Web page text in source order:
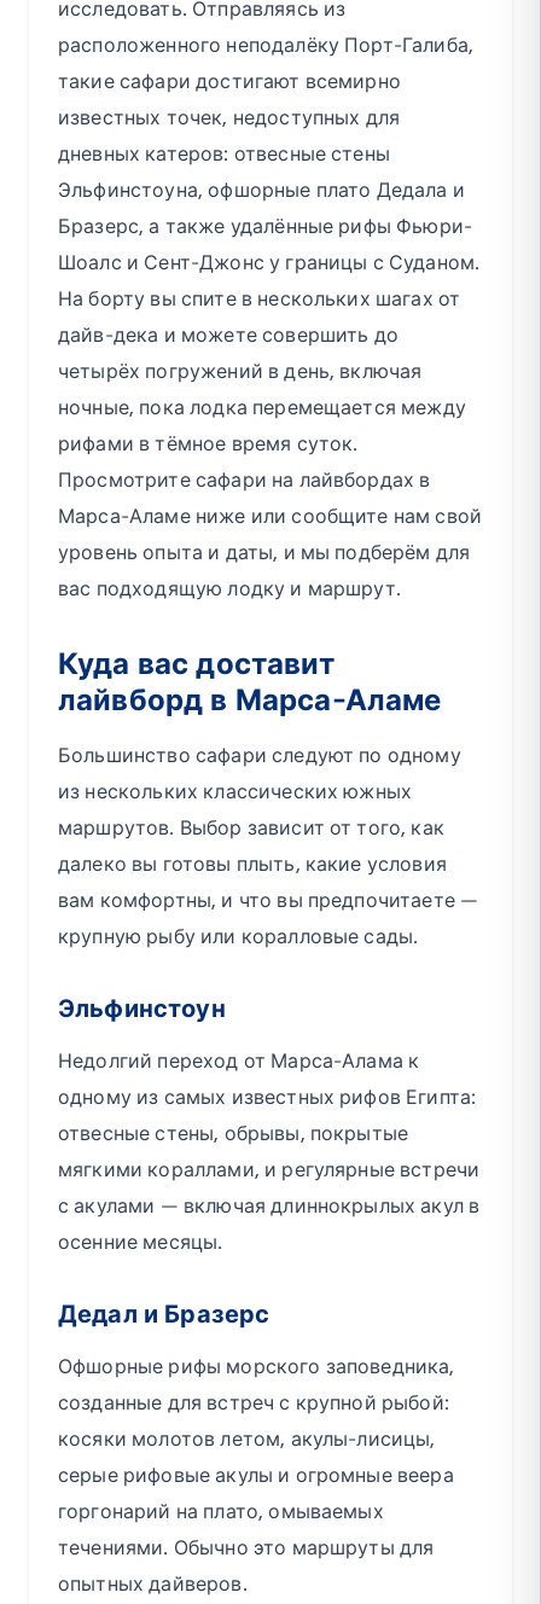
исследовать. Отправляясь из
расположенного неподалёку Порт-Галиба,
такие сафари достигают всемирно
известных точек, недоступных для
дневных катеров: отвесные стены
Эльфинстоуна, офшорные плато Дедала и
Бразерс, а также удалённые рифы Фьюри-
Шоалс и Сент-Джонс у границы с Суданом.
На борту вы спите в нескольких шагах от
дайв-дека и можете совершить до
четырёх погружений в день, включая
ночные, пока лодка перемещается между
рифами в тёмное время суток.
Просмотрите сафари на лайвбордах в
Марса-Аламе ниже или сообщите нам свой
уровень опыта и даты, и мы подберём для
вас подходящую лодку и маршрут.
Куда вас доставит
лайвборд в Марса-Аламе
Большинство сафари следуют по одному
из нескольких классических южных
маршрутов. Выбор зависит от того, как
далеко вы готовы плыть, какие условия
вам комфортны, и что вы предпочитаете —
крупную рыбу или коралловые сады.
Эльфинстоун
Недолгий переход от Марса-Алама к
одному из самых известных рифов Египта:
отвесные стены, обрывы, покрытые
мягкими кораллами, и регулярные встречи
с акулами — включая длиннокрылых акул в
осенние месяцы.
Дедал и Бразерс
Офшорные рифы морского заповедника,
созданные для встреч с крупной рыбой:
косяки молотов летом, акулы-лисицы,
серые рифовые акулы и огромные веера
горгонарий на плато, омываемых
течениями. Обычно это маршруты для
опытных дайверов.